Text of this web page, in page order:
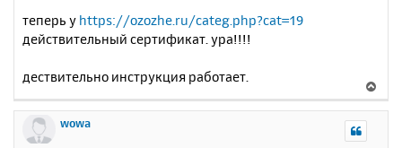
теперь у https://ozozhe.ru/categ.php?cat=19
действительный сертификат. ура!!!!
дествительно инструкция работает.
е
wowa